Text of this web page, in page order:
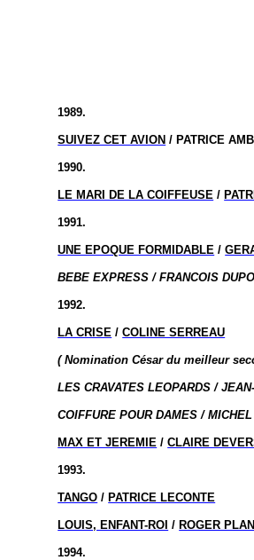
1989.
SUIVEZ CET AVION / PATRICE
1990.
LE MARI DE LA COIFFEUSE /
1991.
UNE EPOQUE FORMIDABLE /
BEBE EXPRESS / FRANCOIS
1992.
LA CRISE /COLINE SERREAU
( Nomination César du meilleur
LES CRAVATES LEOPARDS /
COIFFURE POUR DAMES /
MAX ET JEREMIE /CLAIRE
1993.
TANGO / PATRICE LECONTE
LOUIS, ENFANT-ROI / ROGER
1994.